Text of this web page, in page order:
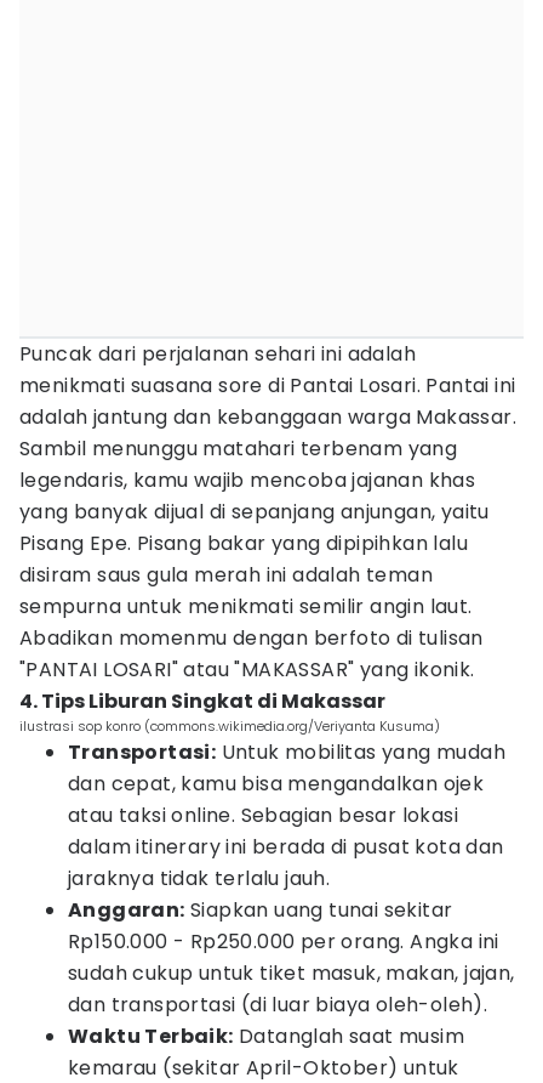
Puncak dari perjalanan sehari ini adalah
menikmati suasana sore di Pantai Losari. Pantai ini
adalah jantung dan kebanggaan warga Makassar.
Sambil menunggu matahari terbenam yang
legendaris, kamu wajib mencoba jajanan khas
yang banyak dijual di sepanjang anjungan, yaitu
Pisang Epe. Pisang bakar yang dipipihkan lalu
disiram saus gula merah ini adalah teman
sempurna untuk menikmati semilir angin laut.
Abadikan momenmu dengan berfoto di tulisan
"PANTAI LOSARI" atau "MAKASSAR" yang ikonik.
4. Tips Liburan Singkat di Makassar
ilustrasi sop konro (commons.wikimedia.org/Veriyanta Kusuma)
Transportasi: Untuk mobilitas yang mudah
dan cepat, kamu bisa mengandalkan ojek
atau taksi online. Sebagian besar lokasi
dalam itinerary ini berada di pusat kota dan
jaraknya tidak terlalu jauh.
Anggaran: Siapkan uang tunai sekitar
Rp150.000 - Rp250.000 per orang. Angka ini
sudah cukup untuk tiket masuk, makan, jajan,
dan transportasi (di luar biaya oleh-oleh).
Waktu Terbaik: Datanglah saat musim
kemarau (sekitar April-Oktober) untuk